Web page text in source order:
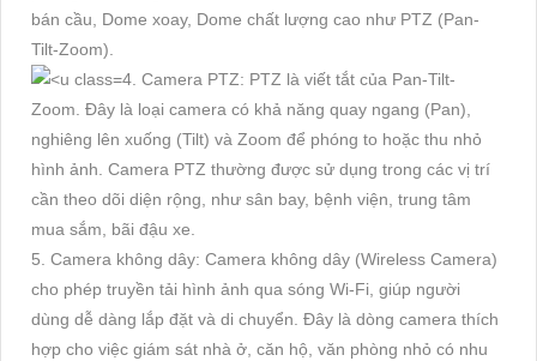
bán cầu, Dome xoay, Dome chất lượng cao như PTZ (Pan-
Tilt-Zoom).
4. Camera PTZ: PTZ là viết tắt của Pan-Tilt-
Zoom. Đây là loại camera có khả năng quay ngang (Pan),
nghiêng lên xuống (Tilt) và Zoom để phóng to hoặc thu nhỏ
hình ảnh. Camera PTZ thường được sử dụng trong các vị trí
cần theo dõi diện rộng, như sân bay, bệnh viện, trung tâm
mua sắm, bãi đậu xe.
5. Camera không dây: Camera không dây (Wireless Camera)
cho phép truyền tải hình ảnh qua sóng Wi-Fi, giúp người
dùng dễ dàng lắp đặt và di chuyển. Đây là dòng camera thích
hợp cho việc giám sát nhà ở, căn hộ, văn phòng nhỏ có nhu